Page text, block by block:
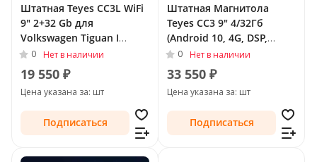
Штатная Teyes CC3L WiFi
9" 2+32 Gb для
Volkswagen Tiguan I
Рестайлинг 2011 - 2018
Тип-F2
0 Нет в наличии
19 550 ₽
Цена указана за: шт
Подписаться
Штатная Магнитола
Teyes CC3 9" 4/32Гб
(Android 10, 4G, DSP,
QLed) для Volkswagen
Tiguan I Рестайлинг 2011
- 2018 Тип-F2
0 Нет в наличии
33 550 ₽
Цена указана за: шт
Подписаться